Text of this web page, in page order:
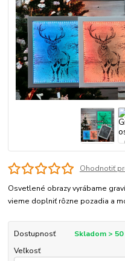
Ohodnotiť
Osvetlené obrazy vyrábame
vieme doplniť rôzne pozadia a
Dostupnosť
Skladom > 50
Veľkosť